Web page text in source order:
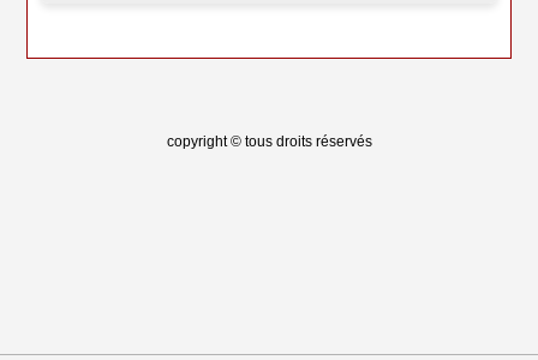
copyright © tous droits réservés